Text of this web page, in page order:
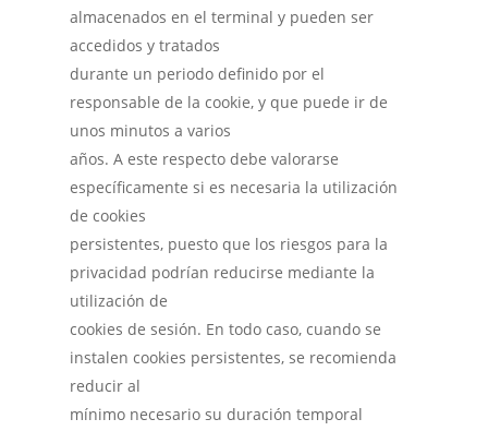
almacenados en el terminal y pueden ser
accedidos y tratados
durante un periodo definido por el
responsable de la cookie, y que puede ir de
unos minutos a varios
años. A este respecto debe valorarse
específicamente si es necesaria la utilización
de cookies
persistentes, puesto que los riesgos para la
privacidad podrían reducirse mediante la
utilización de
cookies de sesión. En todo caso, cuando se
instalen cookies persistentes, se recomienda
reducir al
mínimo necesario su duración temporal